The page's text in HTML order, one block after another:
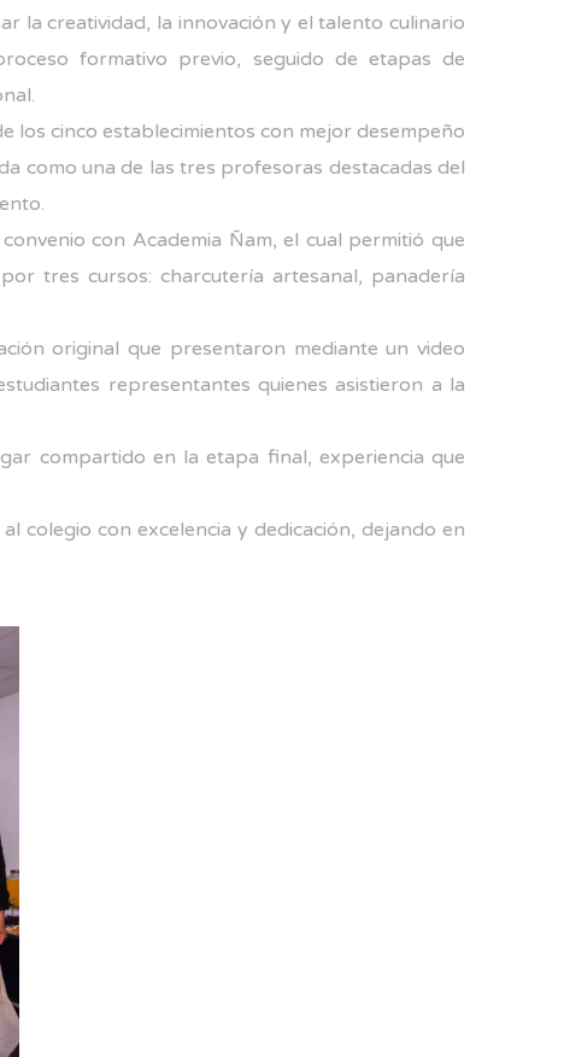
la creatividad, la innovación y el talento culinario
formativo previo, seguido de etapas de
los cinco establecimientos con mejor desempeño
como una de las tres profesoras destacadas del
con Academia Ñam, el cual permitió que
tres cursos: charcutería artesanal, panadería
original que presentaron mediante un video
representantes quienes asistieron a la
compartido en la etapa final, experiencia que
colegio con excelencia y dedicación, dejando en